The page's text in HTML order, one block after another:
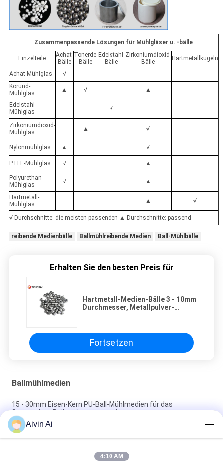
Zusammenpassende Lösungen für Mühlgläser u. -bälle
Einzelteile
Achat-
Bälle
Tonerde-
Bälle
Edelstahl-
Bälle
Zirkoniumdioxid-
Bälle
Hartmetallkugeln
Achat-Mühlglas
√
Korund-
Mühlglas
▲ √ ▲
Edelstahl-
Mühlglas
√
Zirkoniumdioxid-
Mühlglas
▲ √
Nylonmühlglas ▲ √
PTFE-Mühlglas √ ▲
Polyurethan-
Mühlglas
√ ▲
Hartmetall-
Mühlglas
▲ √
√ Durchschnitte: die meisten passenden ▲ Durchschnitte: passend
reibende Medienbälle Ballmühlreibende Medien Ball-Mühlbälle
Erhalten Sie den besten Preis für
Hartmetall-Medien-Bälle 3 - 10mm
Durchmesser, Metallpulver-
Fortsetzen
Ballmühlmedien
15 - 30mm Eisen-Kern PU-Ball-Mühlmedien für das
Superpulver-Reiben/zerstreuend
Hartmetall-Medien-Bälle 3 - 10mm Durchmesser,
Metallpulver-Mahlkörper
Hohe Verschleißfestigkeits-Ball-Mühlmedien-Tonerde-
Aivin Ai
4:10 AM